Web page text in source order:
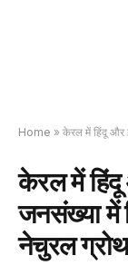
Home » केरल में हिंदू और
केरल में हिंदू
जनसंख्या में
नेचुरल